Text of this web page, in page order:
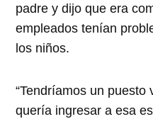
padre y dijo que era
empleados tenían
los niños.
“Tendríamos un
quería ingresar a esa